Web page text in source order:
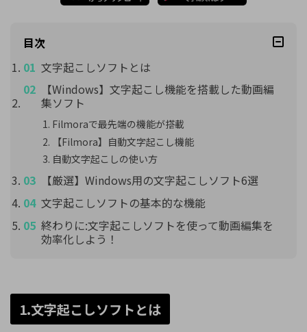
目次
文字起こしソフトとは
【Windows】文字起こし機能を搭載した動画編
集ソフト
Filmoraで最先端の機能が搭載
【Filmora】自動文字起こし機能
自動文字起こしの使い方
【厳選】Windows用の文字起こしソフト6選
文字起こしソフトの基本的な機能
終わりに:文字起こしソフトを使って動画編集を
効率化しよう！
1.文字起こしソフトとは